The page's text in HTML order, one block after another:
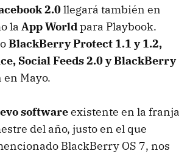
2.0llegará también en
la App Worldpara Playbook.
BlackBerry Protect 1.1 y 1.2,
Social Feeds 2.0 y BlackBerry
Mayo.
softwareexistente en la franja
del año, justo en el que
BlackBerry OS 7, nos